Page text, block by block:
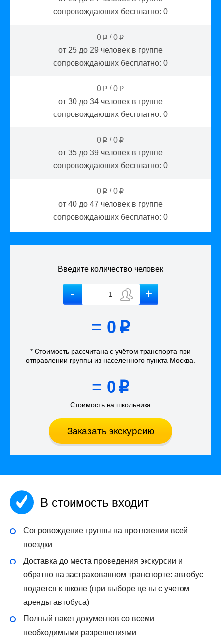
сопровождающих бесплатно: 0
0 p /0 p
от 25 до 29 человек в группе
сопровождающих бесплатно: 0
0 p /0 p
от 30 до 34 человек в группе
сопровождающих бесплатно: 0
0 p /0 p
от 35 до 39 человек в группе
сопровождающих бесплатно: 0
0 p /0 p
от 40 до 47 человек в группе
сопровождающих бесплатно: 0
Введите количество человек
= 0 p
* Стоимость рассчитана с учётом транспорта при
отправлении группы из населенного пункта Москва
= 0 p
Стоимость на школьника
Заказать экскурсию
В стоимость входит
Сопровождение группы на протяжении всей
поездки
Доставка до места проведения экскурсии и
обратно на застрахованном транспорте: автобус
подается к школе (при выборе цены с учетом
аренды автобуса)
Полный пакет документов со всеми
необходимыми разрешениями